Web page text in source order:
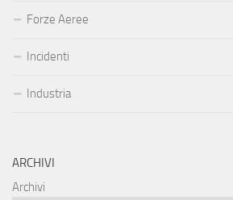
Forze Aeree
Incidenti
Industria
ARCHIVI
Archivi